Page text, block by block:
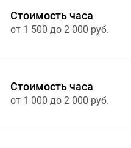
Стоимость часа
от 1 500 до 2 000 руб.
Стоимость часа
от 1 000 до 2 000 руб.